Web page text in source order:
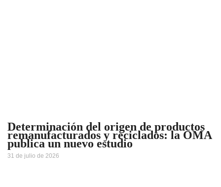
Determinación del origen de productos
remanufacturados y reciclados: la OMA
publica un nuevo estudio
31 de julio de 2026